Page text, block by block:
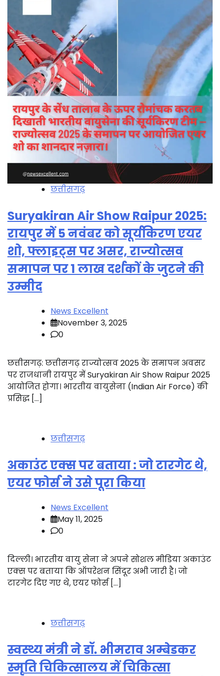
छत्तीसगढ़
Suryakiran Air Show Raipur 2025:
रायपुर में 5 नवंबर को सूर्यकिरण एयर
शो, फ्लाइट्स पर असर, राज्योत्सव
समापन पर 1 लाख दर्शकों के जुटने की
उम्मीद
News Excellent
November 3, 2025
0
छत्तीसगढ़: छत्तीसगढ़ राज्योत्सव 2025 के समापन अवसर
पर राजधानी रायपुर में Suryakiran Air Show Raipur 2025
आयोजित होगा। भारतीय वायुसेना (Indian Air Force) की
प्रसिद्ध […]
छत्तीसगढ़
अकाउंट एक्स पर बताया : जो टारगेट थे,
एयर फोर्स ने उसे पूरा किया
News Excellent
May 11, 2025
0
दिल्ली। भारतीय वायु सेना ने अपने सोशल मीडिया अकाउंट
एक्स पर बताया कि ऑपरेशन सिंदूर अभी जारी है। जो
टारगेट दिए गए थे, एयर फोर्स […]
छत्तीसगढ़
स्वस्थ्य मंत्री ने डॉ. भीमराव अम्बेडकर
स्मृति चिकित्सालय में चिकित्सा